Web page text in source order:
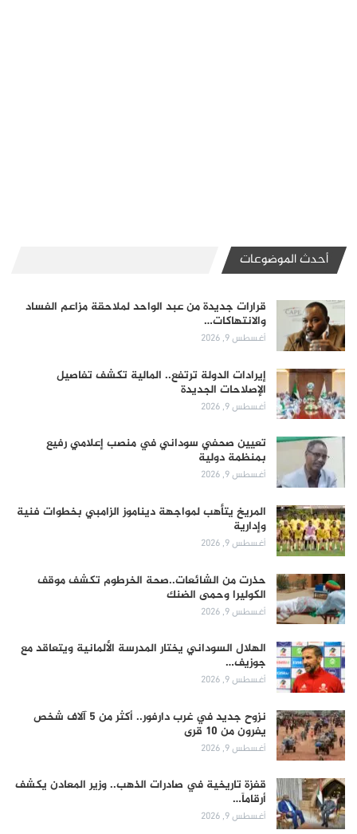
أحدث الموضوعات
قرارات جديدة من عبد الواحد لملاحقة مزاعم الفساد
والانتهاكات…
أغسطس 9, 2026
إيرادات الدولة ترتفع.. المالية تكشف تفاصيل
الإصلاحات الجديدة
أغسطس 9, 2026
تعيين صحفي سوداني في منصب إعلامي رفيع
بمنظمة دولية
أغسطس 9, 2026
المريخ يتأهب لمواجهة ديناموز الزامبي بخطوات فنية
وإدارية
أغسطس 9, 2026
حذرت من الشائعات..صحة الخرطوم تكشف موقف
الكوليرا وحمى الضنك
أغسطس 9, 2026
الهلال السوداني يختار المدرسة الألمانية ويتعاقد مع
جوزيف…
أغسطس 9, 2026
نزوح جديد في غرب دارفور.. أكثر من 5 آلاف شخص
يفرون من 10 قرى
أغسطس 9, 2026
قفزة تاريخية في صادرات الذهب.. وزير المعادن يكشف
أرقاماً…
أغسطس 9, 2026